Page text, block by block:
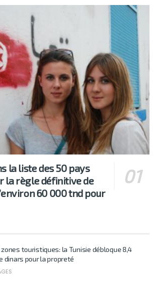
la liste des 50 pays
la règle définitive de
60 000 tnd pour
touristiques: la Tunisie débloque 8,4
dinars pour la propreté